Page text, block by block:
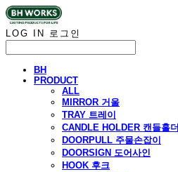
LOG IN 로그인
BH
PRODUCT
ALL
MIRROR 거울
TRAY 트레이
CANDLE HOLDER 캔들홀더
DOORPULL 주물손잡이
DOORSIGN 도어사인
HOOK 후크